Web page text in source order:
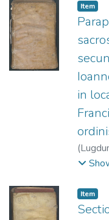
Item
in
(
Scuto
Item